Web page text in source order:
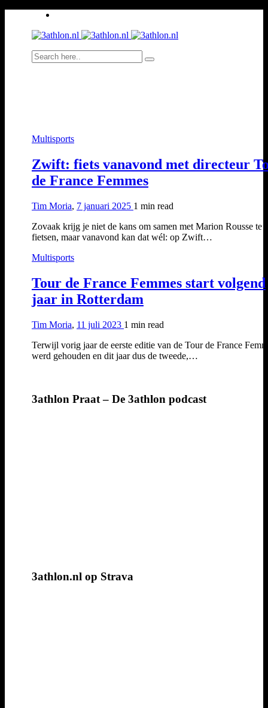
Multisports
Zwift: fiets vanavond met directeur
de France Femmes
Tim Moria, 7 januari 2025 1 min read
Zovaak krijg je niet de kans om samen met Marion Rousse te
fietsen, maar vanavond kan dat wél: op Zwift…
Multisports
Tour de France Femmes start volgend
jaar in Rotterdam
Tim Moria, 11 juli 2023 1 min read
Terwijl vorig jaar de eerste editie van de Tour de France
werd gehouden en dit jaar dus de tweede,…
3athlon Praat – De 3athlon podcast
3athlon.nl op Strava